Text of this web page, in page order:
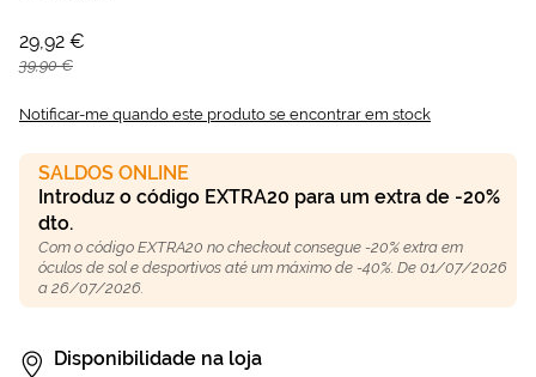
29,92 €
39,90 €
Notificar-me quando este produto se encontrar em stock
SALDOS ONLINE
Introduz o código EXTRA20 para um extra de -20%
dto.
Com o código EXTRA20 no checkout consegue -20% extra em
óculos de sol e desportivos até um máximo de -40%. De 01/07/2026
a 26/07/2026.
Disponibilidade na loja